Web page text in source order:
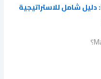
لعبة Marvel Rivals: دليل شامل للاستراتيجية